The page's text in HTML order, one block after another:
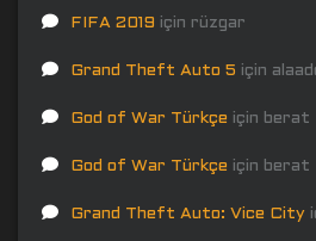
FIFA 2019 için rüzgar
Grand Theft Auto 5 için
God of War Türkçe için berat
God of War Türkçe için berat
Grand Theft Auto: Vice City